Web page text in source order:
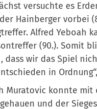
versuchte es
Hainberger vorbei
Alfred Yeboah
(90.). Somit
dass wir das Spiel
in
Muratovic konnte mit
und der